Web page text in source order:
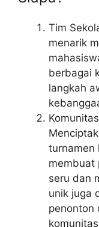
Tim
menarik
berbagai
langkah
turnamen
membuat
seru dan
unik juga
penonton